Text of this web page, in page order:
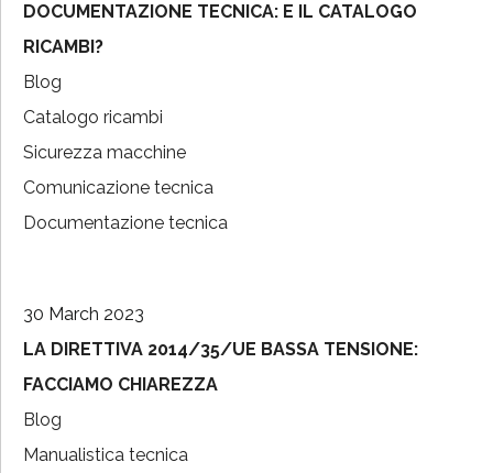
DOCUMENTAZIONE TECNICA: E IL CATALOGO
RICAMBI?
Blog
Catalogo ricambi
Sicurezza macchine
Comunicazione tecnica
Documentazione tecnica
30 March 2023
LA DIRETTIVA 2014/35/UE BASSA TENSIONE:
FACCIAMO CHIAREZZA
Blog
Manualistica tecnica